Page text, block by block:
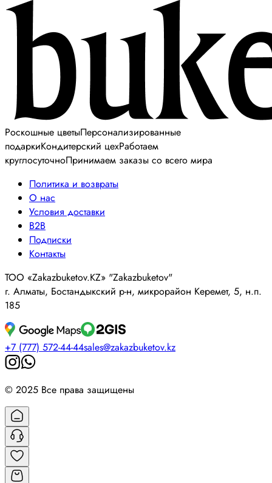
Роскошные цветыПерсонализированные
подаркиКондитерский цехРаботаем
круглосуточноПринимаем заказы со всего мира
Политика и возвраты
О нас
Условия доставки
B2B
Подписки
Контакты
ТОО «Zakazbuketov.KZ» "Zakazbuketov"
г. Алматы, Бостандыкский р-н, микрорайон Керемет, 5, н.п.
185
+7 (777) 572-44-44sales@zakazbuketov.kz
© 2025 Все права защищены